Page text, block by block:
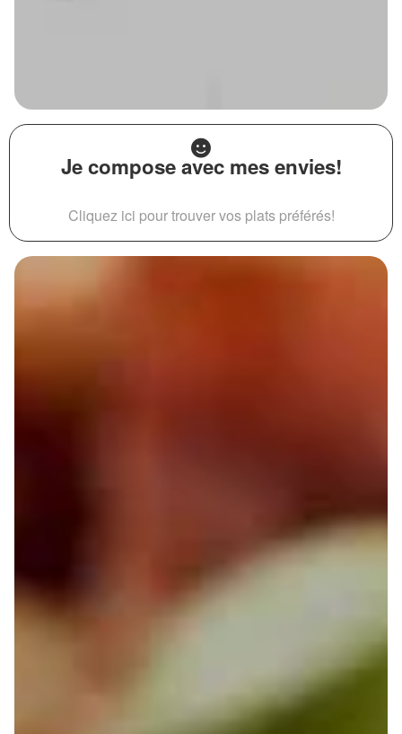
Je compose avec mes envies!
Cliquez ici pour trouver vos plats préférés!